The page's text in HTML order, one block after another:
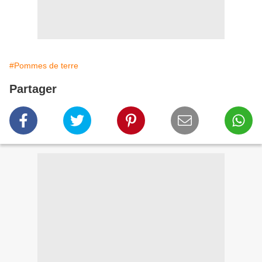
#Pommes de terre
Partager